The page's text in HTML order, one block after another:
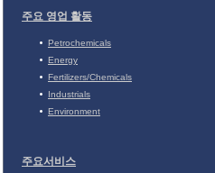
주요 영업 활동
Petrochemicals
Energy
Fertilizers/Chemicals
Industrials
Environment
주요서비스